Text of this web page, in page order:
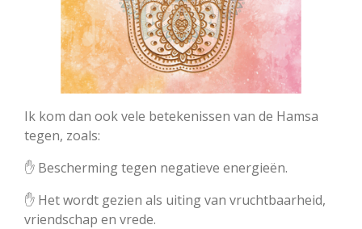
Ik kom dan ook vele betekenissen van de Hamsa
tegen, zoals:
✋ Bescherming tegen negatieve energieën.
✋ Het wordt gezien als uiting van vruchtbaarheid,
vriendschap en vrede.